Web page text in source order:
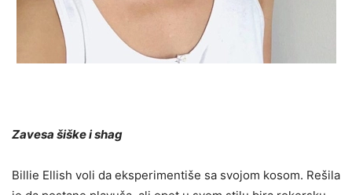
Zavesa šiške i shag
Billie Ellish voli da eksperimentiše sa svojom kosom. Rešila